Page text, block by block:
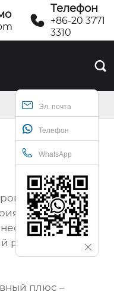

Телефон
+86-20 3771
3310

Эл. почта
Телефон
WhatsApp
необходимы
рынок
плюс –